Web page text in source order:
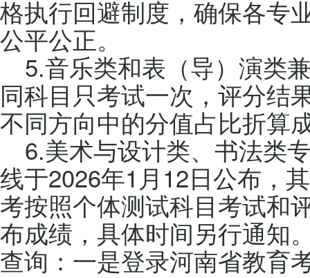
格执行回避制度，确保各专
公平公正。
5.音乐类和表（导）演类
同科目只考试一次，评分结
不同方向中的分值占比折算
6.美术与设计类、书法类
线于2026年1月12日公布，
考按照个体测试科目考试和
布成绩，具体时间另行通知
查询：一是登录河南省教育